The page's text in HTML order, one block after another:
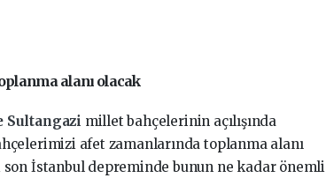
alanı olacak
Sultangazi millet bahçelerinin açılışında
afet zamanlarında toplanma alanı
İstanbul depreminde bunun ne kadar önemli